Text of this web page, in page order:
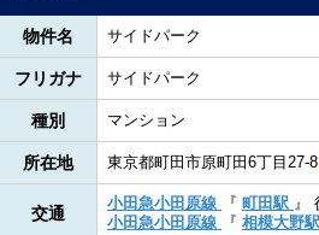
物件名 サイドパーク
フリガナ サイドパーク
種別 マンション
所在地 東京都町田市原町田6丁目27-8
交通
小田急小田原線 『 町田駅 』
小田急小田原線
『 相模大野駅